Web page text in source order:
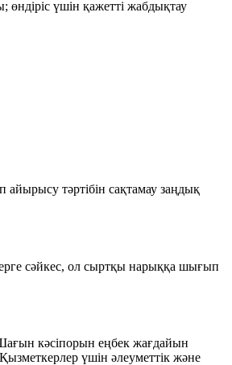
өндіріс үшін қажетті жабдықтау
тәртібін сақтамау заңдық
сәйкес, ол сыртқы нарыққа шығып
кәсіпорын еңбек жағдайын
үшін әлеуметтік және